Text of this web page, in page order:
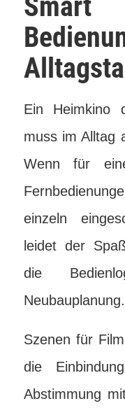
Ein Heimkino
muss im Alltag
Wenn für
einzeln
leidet der
die
Neubauplanung.
Szenen für
die
Abstimmung